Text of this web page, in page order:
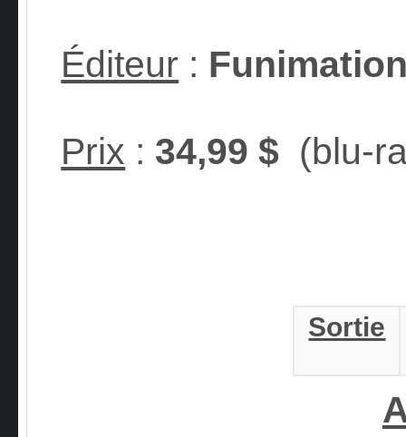
Éditeur :
Prix : 34,99 $ (blu-
Sortie